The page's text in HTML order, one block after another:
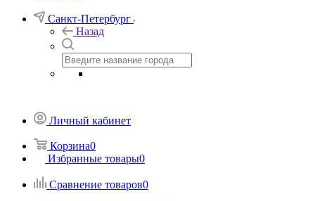
Санкт-Петербург
Назад
Личный кабинет
Корзина0
Избранные товары0
Сравнение товаров0